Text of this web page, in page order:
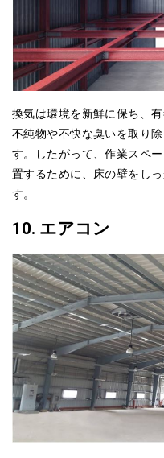
換気は環境を新鮮に保ち、
不純物や不快な臭いを取り
す。したがって、作業スペ
置するために、床の壁をし
す。
10. エアコン